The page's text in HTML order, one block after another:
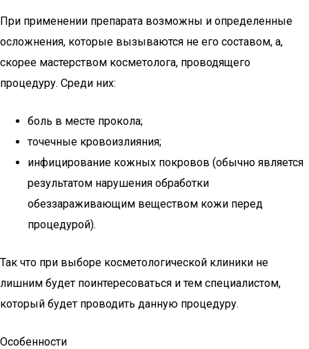
При применении препарата возможны и определенные
осложнения, которые вызываются не его составом, а,
скорее мастерством косметолога, проводящего
процедуру. Среди них:
боль в месте прокола;
точечные кровоизлияния;
инфицирование кожных покровов (обычно является
результатом нарушения обработки
обеззараживающим веществом кожи перед
процедурой).
Так что при выборе косметологической клиники не
лишним будет поинтересоваться и тем специалистом,
который будет проводить данную процедуру.
Особенности